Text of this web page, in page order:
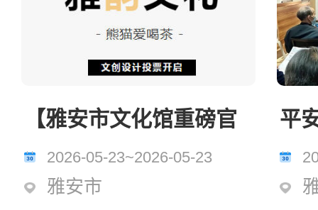
【雅安市文化馆重磅官
宣！】“雅韵文礼·熊猫
爱喝茶”文创投票启
动！您选的形象将成为
2026-05-23~2026-05-23
雅安市
平安
行
愿
志